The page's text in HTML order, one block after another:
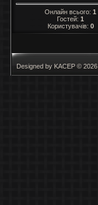
Онлайн всього: 1
Гостей: 1
Користувачів: 0
Designed by KACEP © 2026